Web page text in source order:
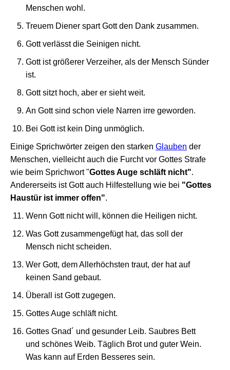
Menschen wohl.
Treuem Diener spart Gott den Dank zusammen.
Gott verlässt die Seinigen nicht.
Gott ist größerer Verzeiher, als der Mensch Sünder
ist.
Gott sitzt hoch, aber er sieht weit.
An Gott sind schon viele Narren irre geworden.
Bei Gott ist kein Ding unmöglich.
Einige Sprichwörter zeigen den starken Glauben der
Menschen, vielleicht auch die Furcht vor Gottes Strafe
wie beim Sprichwort "Gottes Auge schläft nicht".
Andererseits ist Gott auch Hilfestellung wie bei "Gottes
Haustür ist immer offen".
Wenn Gott nicht will, können die Heiligen nicht.
Was Gott zusammengefügt hat, das soll der
Mensch nicht scheiden.
Wer Gott, dem Allerhöchsten traut, der hat auf
keinen Sand gebaut.
Überall ist Gott zugegen.
Gottes Auge schläft nicht.
Gottes Gnad´ und gesunder Leib. Saubres Bett
und schönes Weib. Täglich Brot und guter Wein.
Was kann auf Erden Besseres sein.